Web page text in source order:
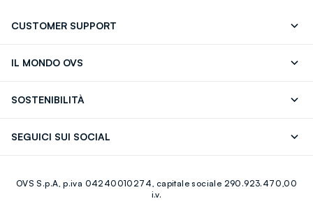
CUSTOMER SUPPORT
IL MONDO OVS
Giftcard
SOSTENIBILITÀ
SEGUICI SUI SOCIAL
Youtube Linkedin
OVS S.p.A, p.iva 04240010274, capitale sociale 290.923.470,00
i.v.